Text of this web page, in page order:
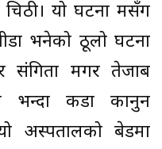
चिठी। यो घटना मसँग
भनेको ठूलो घटना
संगिता मगर तेजाब
कडा कानुन
बेडमा